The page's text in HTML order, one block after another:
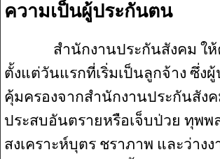
ความเป็นผู้ประกันตน
สำนักงานประกันสังคม ให้ค
ตั้งแต่วันแรกที่เริ่มเป็นลูกจ้าง ซึ่ง
คุ้มครองจากสำนักงานประกันสัง
ประสบอันตรายหรือเจ็บป่วย ทุพ
สงเคราะห์บุตร ชราภาพ และว่าง